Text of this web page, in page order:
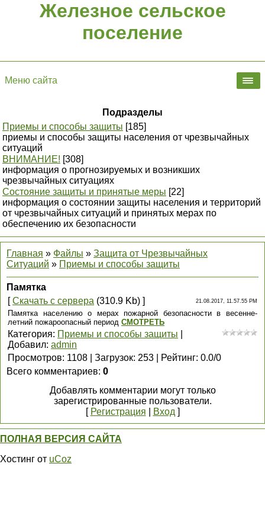
Железное сельское
поселение
Меню сайта
Подразделы
Приемы и способы защиты [185]
приемы и способы защиты населения от чрезвычайных
ситуаций
ВНИМАНИЕ! [308]
информация о прогнозируемых и возникших
чрезвычайных ситуациях
Состояние защиты и принятые меры [22]
информация о состоянии защиты населения и территорий
от чрезвычайных ситуаций и принятых мерах по
обеспечению их безопасности
Главная » Файлы » Защита от Чрезвычайных
Ситуаций » Приемы и способы защиты
Памятка
[Скачать с сервера (310.9 Kb) ] 21.08.2017, 11.57.55 PM
Памятка населению о мерах пожарной безопасности в весенне-
летний пожароопасный период СМОТРЕТЬ
Категория: Приемы и способы защиты
Добавил: admin
Просмотров: 1108 Загрузок: 253 Рейтинг: 0.0/0
Всего комментариев: 0
Добавлять комментарии могут только
зарегистрированные пользователи.
[ Регистрация Вход ]
ПОЛНАЯ ВЕРСИЯ САЙТА
Хостинг от uCoz